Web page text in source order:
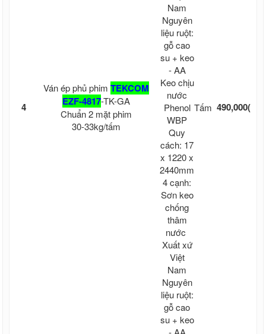
4
Ván ép phủ phim TEKCOM
EZF-4817-TK-GA
Chuẩn 2 mặt phim
30-33kg/tấm
Nam
Nguyên
liệu ruột:
gỗ cao
su + keo
- AA
Keo chịu
nước
Phenol
WBP
Quy
cách: 17
x 1220 x
2440mm
4 cạnh:
Sơn keo
chống
thâm
nước
Tấm 490,000
Xuất xứ
Việt
Nam
Nguyên
liệu ruột:
gỗ cao
su + keo